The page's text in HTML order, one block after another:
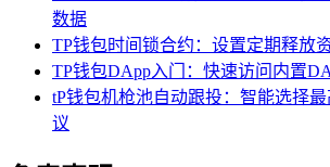
数据
TP钱包时间锁合约：设置定期释放
TP钱包DApp入门：快速访问内置
tP钱包机枪池自动跟投：智能选择
议